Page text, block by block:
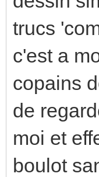
trucs
c'est a
copains
de
moi et
boulot